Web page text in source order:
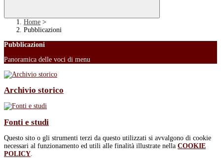
Home >
Pubblicazioni
Pubblicazioni
Panoramica delle voci di menu
Archivio storico
Fonti e studi
Questo sito o gli strumenti terzi da questo utilizzati si avvalgono di cookie
necessari al funzionamento ed utili alle finalità illustrate nella COOKIE
POLICY